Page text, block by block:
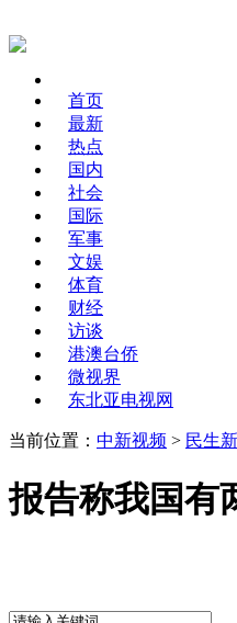
首页
最新
热点
国内
社会
国际
军事
文娱
体育
财经
访谈
港澳台侨
微视界
东北亚电视网
当前位置： 中新视频 > 民生
报告称我国有